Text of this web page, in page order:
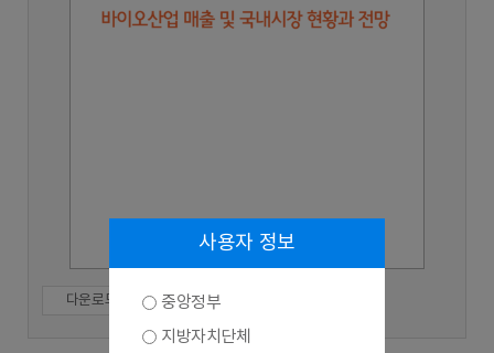
다운로드
사용자 정보
중앙정부
지방자치단체